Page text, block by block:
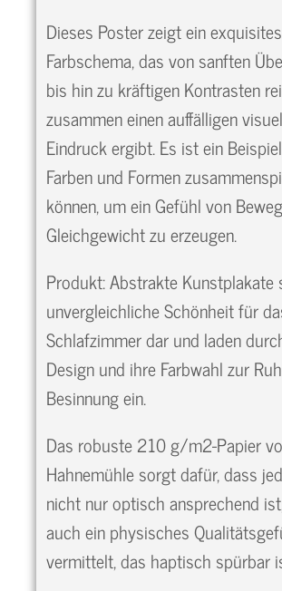
Dieses Poster zeigt ein exquisites
Farbschema, das von sanften
bis hin zu kräftigen Kontrasten
zusammen einen auffälligen
Eindruck ergibt. Es ist ein
Farben und Formen
können, um ein Gefühl von
Gleichgewicht zu erzeugen.
Produkt: Abstrakte Kunstplakate
unvergleichliche Schönheit für
Schlafzimmer dar und laden
Design und ihre Farbwahl zur
Besinnung ein.
Das robuste 210 g/m2-Papier
Hahnemühle sorgt dafür, dass
nicht nur optisch ansprechend
auch ein physisches
vermittelt, das haptisch spürbar